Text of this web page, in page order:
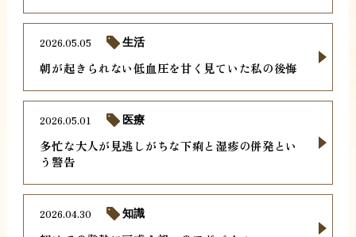
朝が起きられない低血圧を甘く見ていた私の後悔
2026.05.05 生活
多忙な大人が見逃しがちな下痢と湿疹の併発とい
う警告
2026.05.01 医療
2026.04.30 知識